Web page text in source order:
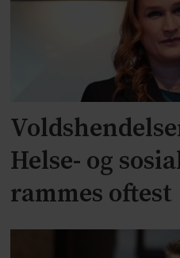
Helse- og
rammes oftest